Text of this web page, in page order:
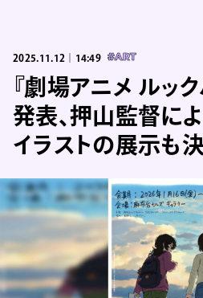
2025.11.12｜14:49 #ART
『劇場アニメ ルッ
発表、押山監督に
イラストの展示も